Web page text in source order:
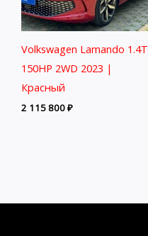
Volkswagen Lamando 1.4T
150HP 2WD 2023 |
Красный
2 115 800₽